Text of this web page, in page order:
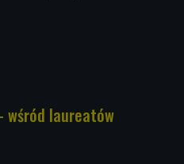
wśród laureatów